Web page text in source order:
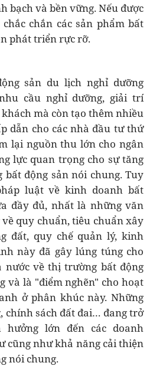
bạch và bền vững. Nếu được
chắn các sản phẩm bất
phát triển rực rỡ.
sản du lịch nghỉ dưỡng
cầu nghỉ dưỡng, giải trí
mà còn tạo thêm nhiều
dẫn cho các nhà đầu tư thứ
lại nguồn thu lớn cho ngân
lực quan trọng cho sự tăng
động sản nói chung. Tuy
luật về kinh doanh bất
đầy đủ, nhất là những văn
quy chuẩn, tiêu chuẩn xây
đất, quy chế quản lý, kinh
này đã gây lúng túng cho
nước về thị trường bất động
và là "điểm nghẽn" cho hoạt
ở phân khúc này. Những
chính sách đất đai… đang trở
lớn đến các doanh
cũng như khả năng cải thiện
nói chung.